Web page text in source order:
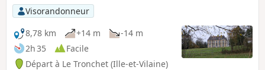
Visorandonneur
8,78 km
+14 m
-14 m
2h 35
Facile
Départ à Le Tronchet (Ille-et-Vilaine)